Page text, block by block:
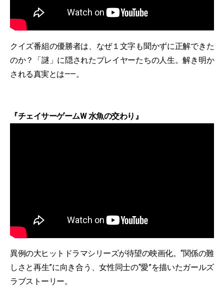
クイズ番組の優勝者は、なぜ１文字も聞かずに正解できた
のか？「謎」に隠されたプレイヤーたちの人生。解き明か
される真実とは——。
『チェイサーゲームW 水魚の交わり』
異例の大ヒットドラマシリーズが待望の映画化。“関係の難
しさと再生”に向き合う、女性同士の“愛”を描いたガールズ
ラブストーリー。